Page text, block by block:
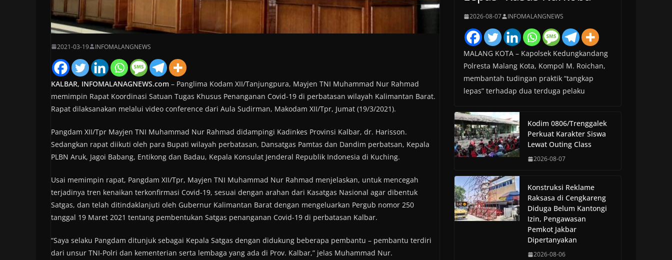
2021-03-19 INFOMALANGNEWS
KALBAR, INFOMALANAGNEWS.com – Panglima Kodam XII/Tanjungpura, Mayjen TNI Muhammad Nur Rahmad
memimpin Rapat Koordinasi Satuan Tugas Khusus Penanganan Covid-19 di perbatasan wilayah Kalimantan Barat.
Rapat dilaksanakan melalui video conference dari Aula Sudirman, Makodam XII/Tpr, Jumat (19/3/2021).
Pangdam XII/Tpr Mayjen TNI Muhammad Nur Rahmad didampingi Kadinkes Provinsi Kalbar, dr. Harisson.
Sedangkan rapat diikuti oleh para Bupati wilayah perbatasan, Dansatgas Pamtas dan Dandim perbatsan, Kepala
PLBN Aruk, Jagoi Babang, Entikong dan Badau, Kepala Konsulat Jenderal Republik Indonesia di Kuching.
Usai memimpin rapat, Pangdam XII/Tpr, Mayjen TNI Muhammad Nur Rahmad menjelaskan, untuk mencegah
terjadinya tren kenaikan terkonfirmasi Covid-19, sesuai dengan arahan dari Kasatgas Nasional agar dibentuk
Satgas, dan telah ditindaklanjuti oleh Gubernur Kalimantan Barat dengan mengeluarkan Pergub nomor 250
tanggal 19 Maret 2021 tentang pembentukan Satgas penanganan Covid-19 di perbatasan Kalbar.
“Saya selaku Pangdam ditunjuk sebagai Kepala Satgas dengan didukung beberapa pembantu – pembantu terdiri
dari unsur TNI-Polri dan kementerian serta lembaga yang ada di Prov. Kalbar,” jelas Muhammad Nur.
2026-08-07 INFOMALANGNEWS
MALANG KOTA – Kapolsek Kedungkandang
Polresta Malang Kota, Kompol M. Roichan,
membantah tudingan praktik “tangkap
lepas” terhadap dua terduga pelaku
Kodim 0806/Trenggalek
Perkuat Karakter Siswa
Lewat Outing Class
2026-08-07
Konstruksi Reklame
Raksasa di Cengkareng
Diduga Belum Kantongi
Izin, Pengawasan
Pemkot Jakbar
Dipertanyakan
2026-08-06